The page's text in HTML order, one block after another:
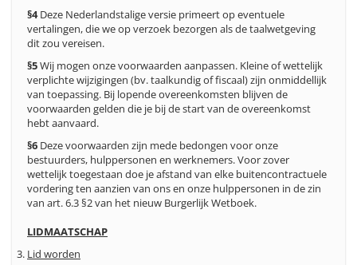
§4Deze Nederlandstalige versie primeert op eventuele
vertalingen, die we op verzoek bezorgen als de taalwetgeving
dit zou vereisen.
§5Wij mogen onze voorwaarden aanpassen. Kleine of wettelijk
verplichte wijzigingen (bv. taalkundig of fiscaal) zijn onmiddellijk
van toepassing. Bij lopende overeenkomsten blijven de
voorwaarden gelden die je bij de start van de overeenkomst
hebt aanvaard.
§6 Deze voorwaarden zijn mede bedongen voor onze
bestuurders, hulppersonen en werknemers. Voor zover
wettelijk toegestaan doe je afstand van elke buitencontractuele
vordering ten aanzien van ons en onze hulppersonen in de zin
van art. 6.3 §2 van het nieuw Burgerlijk Wetboek.
LIDMAATSCHAP
Lid worden